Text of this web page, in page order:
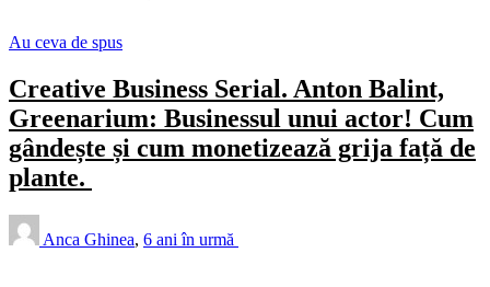
Au ceva de spus
Creative Business Serial. Anton Balint,
Greenarium: Businessul unui actor! Cum
gândește și cum monetizează grija față de
plante.
Anca Ghinea, 6 ani în urmă